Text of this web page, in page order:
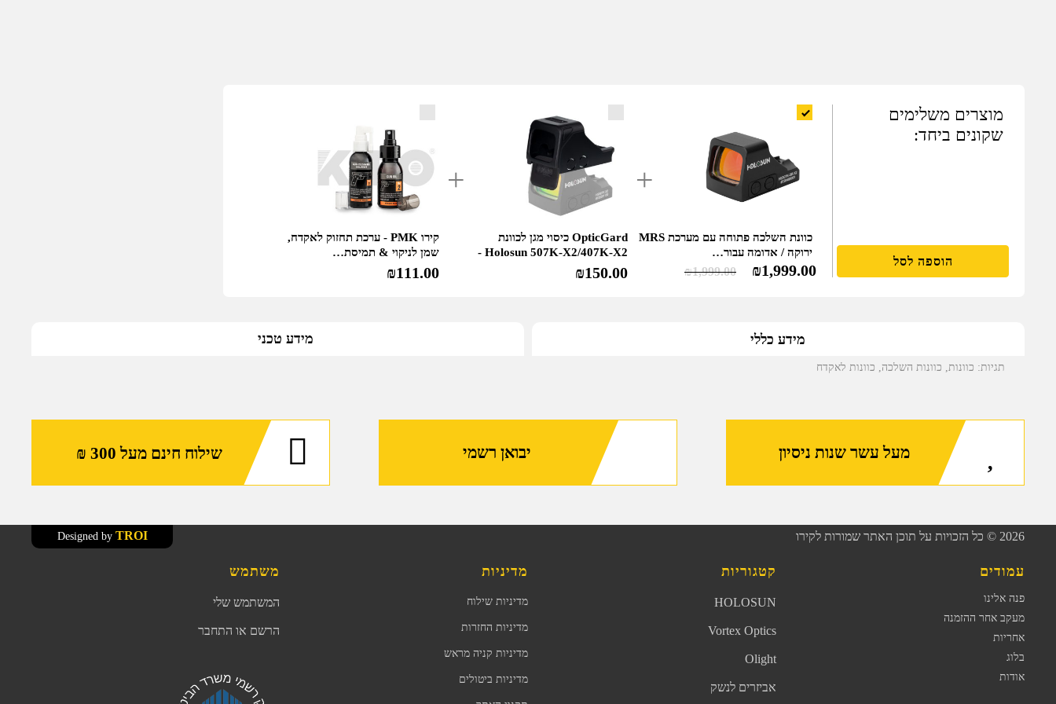
מוצרים משלימים
שקונים ביחד:
הוספה לסל
כוונת השלכה פתוחה עם מערכת MRS
ירוקה / אדומה עבור…
₪1,999.00 ₪1,999.00
OpticGard כיסוי מגן לכוונת
Holosun 507K-X2/407K-X2 -
שחור
₪150.00
קירו PMK - ערכת תחזוק לאקדח,
שמן לניקוי & תמיסת…
₪111.00
מידע כללי מידע טכני
תגיות: כוונות כוונות השלכה כוונות לאקדח
מעל עשר שנות ניסיון יבואן רשמי שילוח חינם מעל 300 ₪
2026 © כל הזכויות על תוכן האתר שמורות לקירו TROI
Designed by
עמודים
פנה אלינו
מעקב אחר ההזמנה
אחריות
בלוג
אודות
קטגוריות
HOLOSUN
Vortex Optics
Olight
אביזרים לנשק
מדיניות
מדיניות שילוח
מדיניות החזרות
מדיניות קניה מראש
מדיניות ביטולים
משתמש
המשתמש שלי
הרשם או התחבר